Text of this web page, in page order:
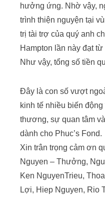
hưởng ứng. Nhờ vậy,
trình thiện nguyện tại
trị tài trợ của quý anh
Hampton lần này đạt
Như vậy, tổng số tiền
Đây là con số vượt
kinh tế nhiều biến
thương, sự quan tâm
dành cho Phuc’s Fond.
Xin trân trọng cảm ơn
Nguyen – Thưởng,
Ken NguyenTrieu,
Lợi, Hiep Nguyen, Rio